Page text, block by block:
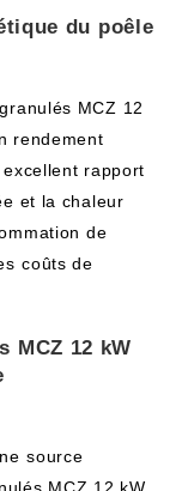
du poêle
MCZ 12⁢
rendement
rapport
et la chaleur⁣
de
coûts de
MCZ‍ 12 kW
⁤source